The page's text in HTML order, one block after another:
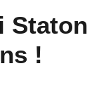
Staton
!